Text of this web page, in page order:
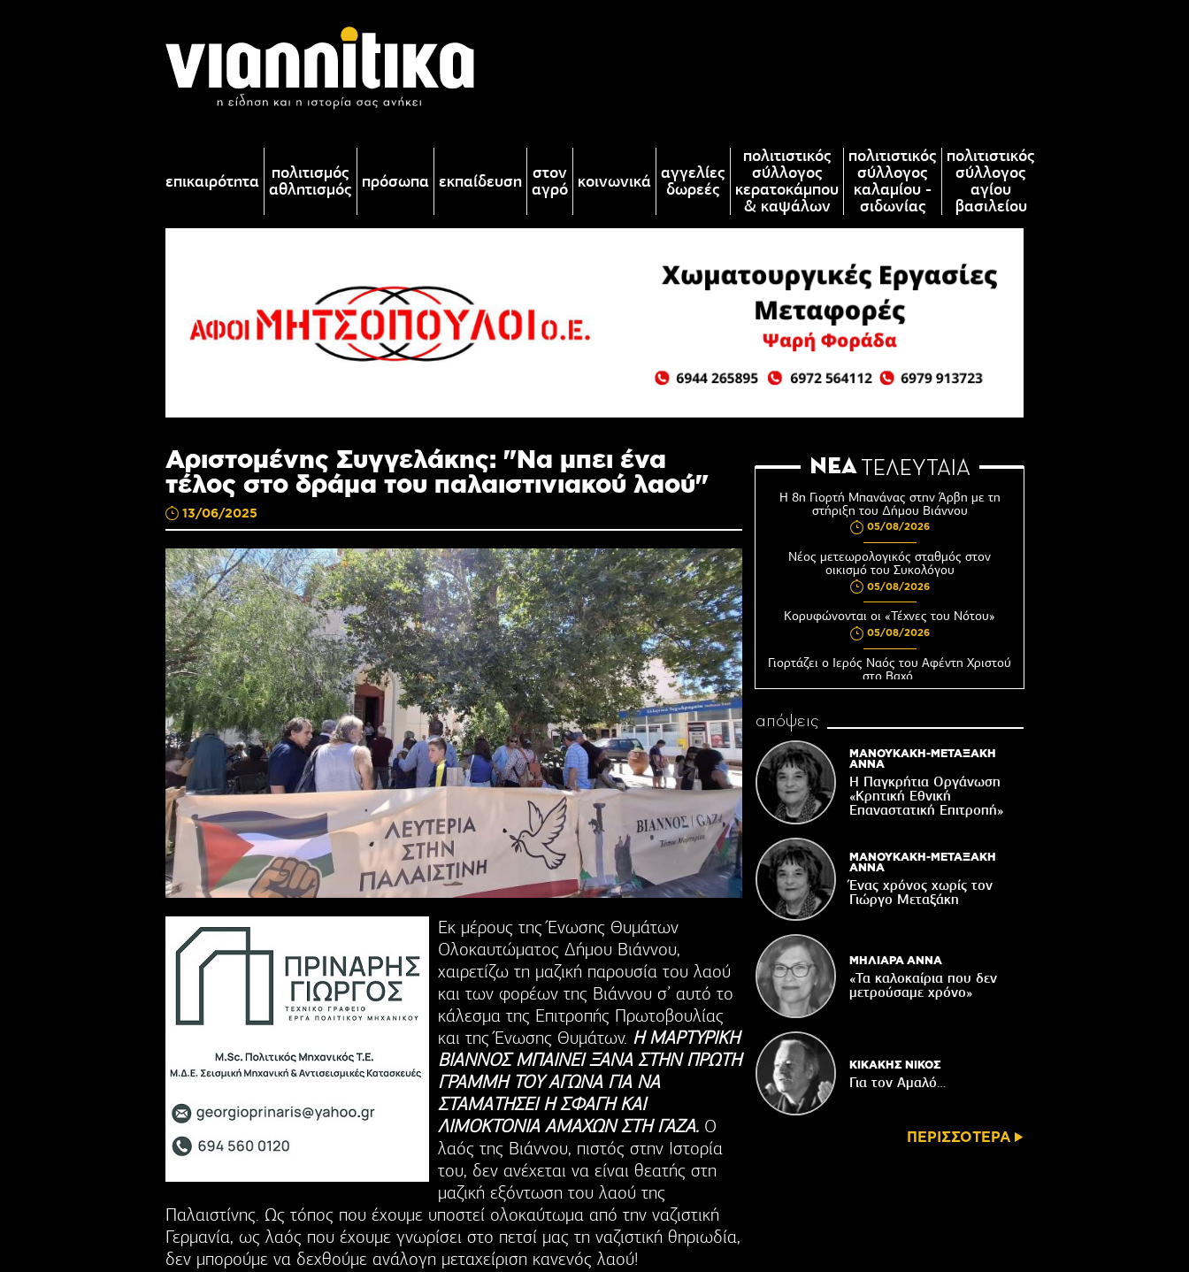
επικαιρότητα πολιτισμός
αθλητισμός πρόσωπα εκπαίδευση στον
αγρό κοινωνικά αγγελίες
δωρεές
πολιτιστικός
σύλλογος
κερατοκάμπου
& καψάλων
πολιτιστικός
σύλλογος
καλαμίου -
σιδωνίας
πολιτιστικός
σύλλογος
αγίου
βασιλείου
Αριστομένης Συγγελάκης: "Να μπει ένα
τέλος στο δράμα του παλαιστινιακού λαού"
13/06/2025
Εκ μέρους της Ένωσης Θυμάτων
Ολοκαυτώματος Δήμου Βιάννου,
χαιρετίζω τη μαζική παρουσία του λαού
και των φορέων της Βιάννου σ’ αυτό το
κάλεσμα της Επιτροπής Πρωτοβουλίας
και της Ένωσης Θυμάτων. Η ΜΑΡΤΥΡΙΚΗ
ΒΙΑΝΝΟΣ ΜΠΑΙΝΕΙ ΞΑΝΑ ΣΤΗΝ ΠΡΩΤΗ
ΓΡΑΜΜΗ ΤΟΥ ΑΓΩΝΑ ΓΙΑ ΝΑ
ΣΤΑΜΑΤΗΣΕΙ Η ΣΦΑΓΗ ΚΑΙ
ΛΙΜΟΚΤΟΝΙΑ ΑΜΑΧΩΝ ΣΤΗ ΓΑΖΑ. Ο
λαός της Βιάννου, πιστός στην Ιστορία
του, δεν ανέχεται να είναι θεατής στη
μαζική εξόντωση του λαού της
Παλαιστίνης. Ως τόπος που έχουμε υποστεί ολοκαύτωμα από την ναζιστική
Γερμανία, ως λαός που έχουμε γνωρίσει στο πετσί μας τη ναζιστική θηριωδία,
δεν μπορούμε να δεχθούμε ανάλογη μεταχείριση κανενός λαού!
ΝΕΑ ΤΕΛΕΥΤΑΙΑ
Η 8η Γιορτή Μπανάνας στην Άρβη με τη
στήριξη του Δήμου Βιάννου
05/08/2026
Νέος μετεωρολογικός σταθμός στον
οικισμό του Συκολόγου
05/08/2026
Κορυφώνονται οι «Τέχνες του Νότου»
05/08/2026
Γιορτάζει ο Ιερός Ναός του Αφέντη Χριστού
στο Βαχό
04/08/2026
Σε δημόσια διαβούλευση η ΣΜΠΕ για το
επενδυτικό σχέδιο «PHĀEA – South Crete»
04/08/2026
Πέντε χρόνια μετά το σεισμό Αρκαλοχωρίου
Ανακοίνωση του Κυνηγετικού Συλλόγου
Βιάννου
04/08/2026
απόψεις
ΜΑΝΟΥΚΑΚΗ-ΜΕΤΑΞΑΚΗ
ΑΝΝΑ
Η Παγκρήτια Οργάνωση
«Κρητική Εθνική
Επαναστατική Eπιτροπή»
ΜΑΝΟΥΚΑΚΗ-ΜΕΤΑΞΑΚΗ
ΑΝΝΑ
Ένας χρόνος χωρίς τον
Γιώργο Μεταξάκη
ΜΗΛΙΑΡΑ ΑΝΝΑ
«Τα καλοκαίρια που δεν
μετρούσαμε χρόνο»
ΚΙΚΑΚΗΣ ΝΙΚΟΣ
Για τον Αμαλό…
ΠΕΡΙΣΣΟΤΕΡΑ